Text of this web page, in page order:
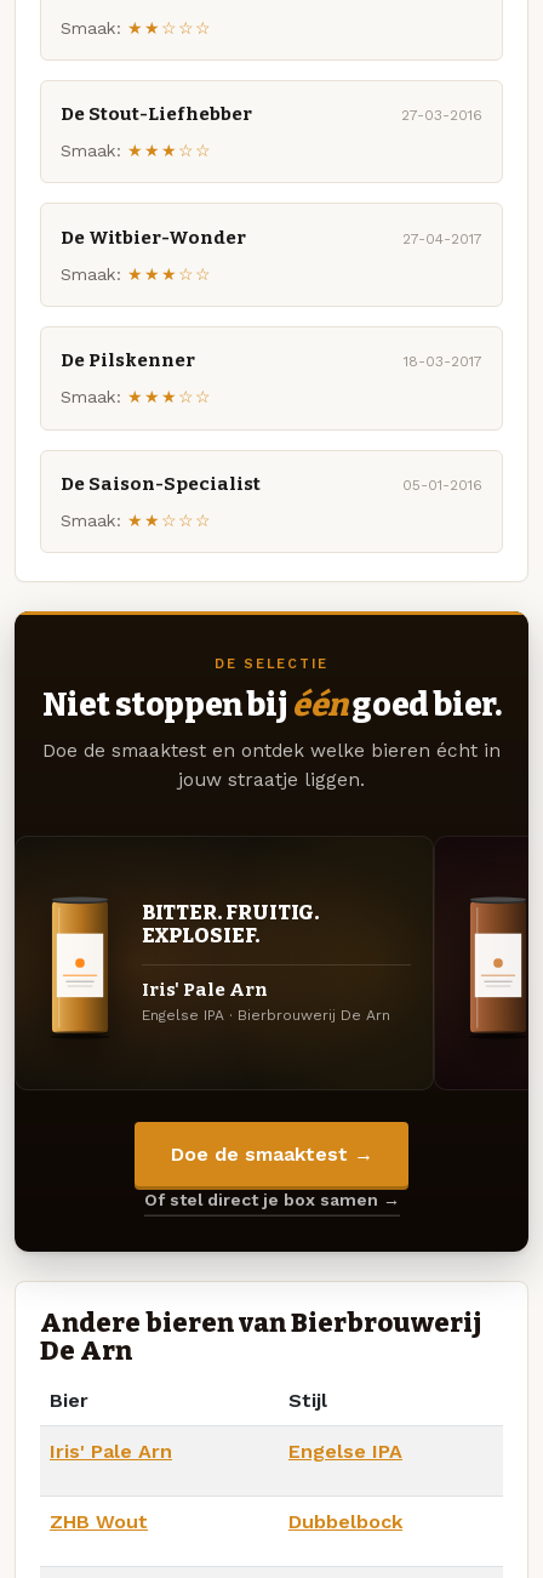
Smaak: ★★☆☆☆
De Stout-Liefhebber 27-03-2016
Smaak: ★★★☆☆
De Witbier-Wonder 27-04-2017
Smaak: ★★★☆☆
De Pilskenner 18-03-2017
Smaak: ★★★☆☆
De Saison-Specialist 05-01-2016
Smaak: ★★☆☆☆
DE SELECTIE
Niet stoppen bij ééngoed bier.
Doe de smaaktest en ontdek welke bieren écht in
jouw straatje liggen.
BITTER. FRUITIG.
EXPLOSIEF.
Iris' Pale Arn
Engelse IPA · Bierbrouwerij De Arn
Doe de smaaktest →
Of stel direct je box samen →
Andere bieren van Bierbrouwerij
De Arn
Bier Stijl
Iris' Pale Arn Engelse IPA
ZHB Wout Dubbelbock